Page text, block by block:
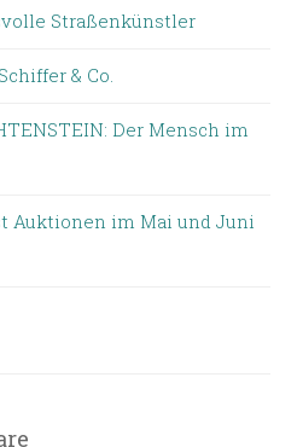
Straßenkünstler
& Co.
Der Mensch im
Auktionen im Mai und Juni